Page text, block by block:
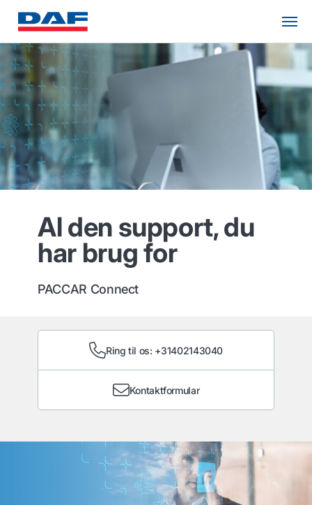
Al den support, du
har brug for
PACCAR Connect
Ring til os: +31402143040
Kontaktformular